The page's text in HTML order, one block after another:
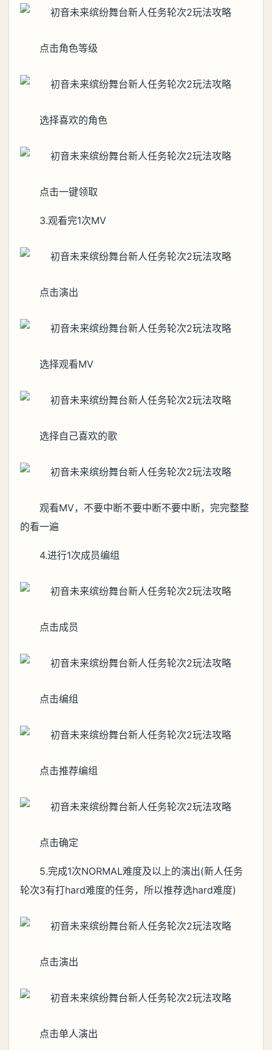
点击角色等级
选择喜欢的角色
点击一键领取
3.观看完1次MV
点击演出
选择观看MV
选择自己喜欢的歌
观看MV，不要中断不要中断不要中断，完完整整
的看一遍
4.进行1次成员编组
点击成员
点击编组
点击推荐编组
点击确定
5.完成1次NORMAL难度及以上的演出(新人任务
轮次3有打hard难度的任务，所以推荐选hard难度)
点击演出
点击单人演出